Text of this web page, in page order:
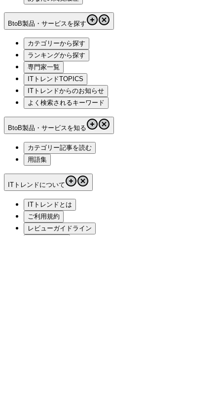
BtoB製品・サービスを探す
カテゴリーから探す
ランキングから探す
専門家一覧
ITトレンドTOPICS
ITトレンドからのお知らせ
よく検索されるキーワード
BtoB製品・サービスを知る
カテゴリー記事を読む
用語集
ITトレンドについて
ITトレンドとは
ご利用規約
レビューガイドライン